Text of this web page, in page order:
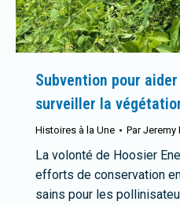
Subvention pour
surveiller la
Histoires à la Une ParJeremy
La volonté de Hoosier
efforts de conservation
sains pour les